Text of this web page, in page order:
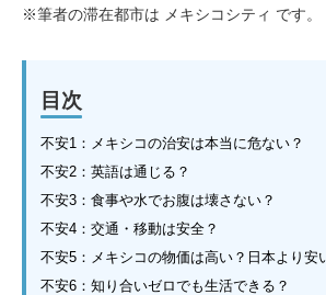
※筆者の滞在都市は メキシコシティ です。
目次
不安1：メキシコの治安は本当に危ない？
不安2：英語は通じる？
不安3：食事や水でお腹は壊さない？
不安4：交通・移動は安全？
不安5：メキシコの物価は高い？日本より安
不安6：知り合いゼロでも生活できる？